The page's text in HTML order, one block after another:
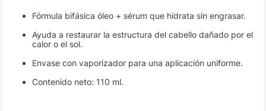
Fórmula bifásica óleo + sérum que hidrata sin engrasar.
Ayuda a restaurar la estructura del cabello dañado por el
calor o el sol.
Envase con vaporizador para una aplicación uniforme.
Contenido neto: 110 ml.